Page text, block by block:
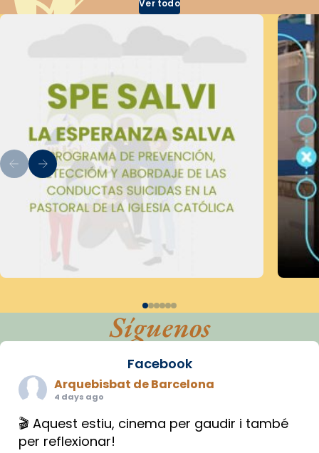
Ver todo
Síguenos
Facebook
Arquebisbat de Barcelona
4 days ago
🎬 Aquest estiu, cinema per gaudir i també
per reflexionar!